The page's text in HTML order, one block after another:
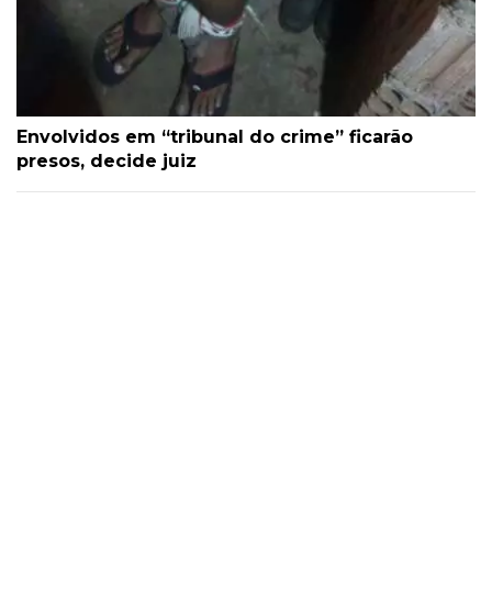
Envolvidos em “tribunal do crime” ficarão
presos, decide juiz